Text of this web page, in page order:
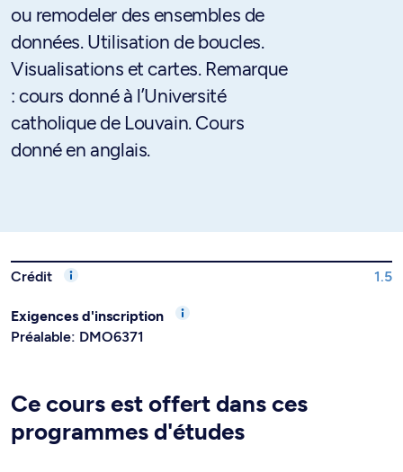
ou remodeler des ensembles de
données. Utilisation de boucles.
Visualisations et cartes. Remarque
: cours donné à l’Université
catholique de Louvain. Cours
donné en anglais.
Crédit 1.5
Exigences d'inscription
Préalable: DMO6371
Ce cours est offert dans ces
programmes d'études